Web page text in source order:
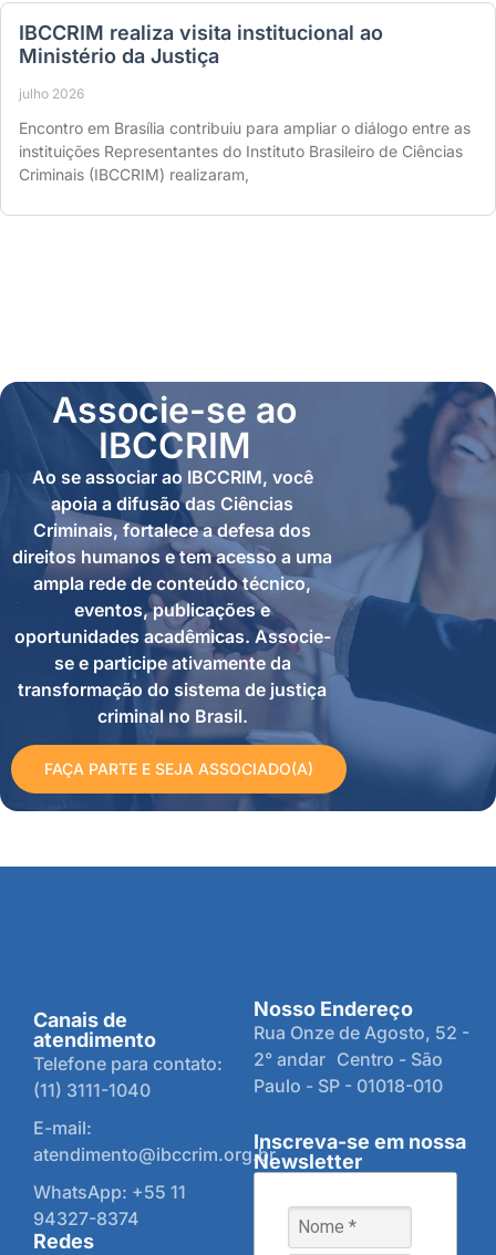
IBCCRIM realiza visita institucional ao
Ministério da Justiça
julho 2026
Encontro em Brasília contribuiu para ampliar o diálogo entre as
instituições Representantes do Instituto Brasileiro de Ciências
Criminais (IBCCRIM) realizaram,
Associe-se ao
IBCCRIM
Ao se associar ao IBCCRIM, você
apoia a difusão das Ciências
Criminais, fortalece a defesa dos
direitos humanos e tem acesso a uma
ampla rede de conteúdo técnico,
eventos, publicações e
oportunidades acadêmicas. Associe-
se e participe ativamente da
transformação do sistema de justiça
criminal no Brasil.
FAÇA PARTE E SEJA ASSOCIADO(A)
Canais de
atendimento
Telefone para contato:
(11) 3111-1040
E-mail:
atendimento@ibccrim.org.br
WhatsApp: +55 11
94327-8374
Redes
Nosso Endereço
Rua Onze de Agosto, 52 -
2° andar Centro - São
Paulo - SP - 01018-010
Inscreva-se em nossa
Newsletter